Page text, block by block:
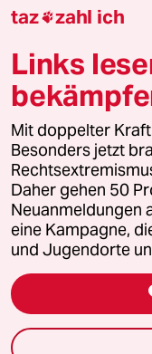
Downloads für
© 2026 taz Verlags
Alle Rechte vorbehalten.
wenden Sie sich bitte an
Feedback
Leitlinie Informant
Seitenwende
taz zahl ich
Links
Mit doppelter
Besonders jetzt
Daher gehen 50
Neuanmeldungen
eine Kampagne,
und Jugendorte